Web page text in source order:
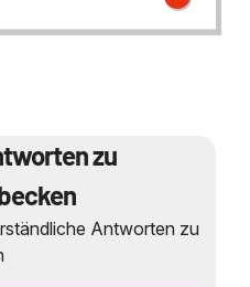
zu
Antworten zu